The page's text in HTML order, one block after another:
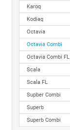
Karoq
Kodiaq
Octavia
Octavia Combi
Octavia Combi FL
Scala
Scala FL
Supber Combi
Superb
Superb Combi